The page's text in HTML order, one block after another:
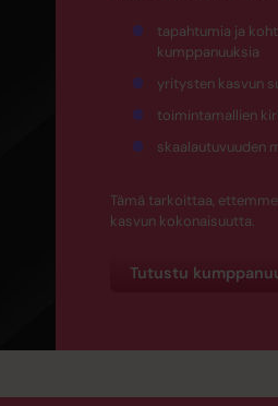
tapahtumia ja
kumppanuuksia
yritysten kasvun
toimintamallien
skaalautuvuuden
Tämä tarkoittaa,
kasvun kokonaisuutta.
Tutustu